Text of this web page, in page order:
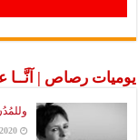
يوميات رصاص |